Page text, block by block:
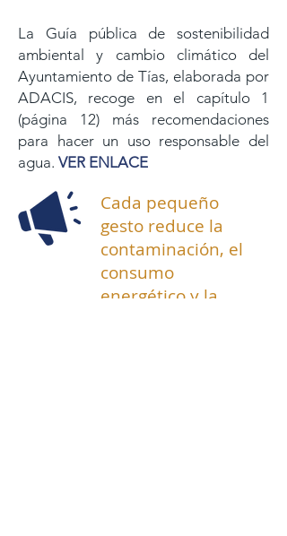
La Guía pública de sostenibilidad
ambiental y cambio climático del
Ayuntamiento de Tías, elaborada por
ADACIS, recoge en el capítulo 1
(página 12) más recomendaciones
para hacer un uso responsable del
agua. VER ENLACE
Cada pequeño
gesto reduce la
contaminación, el
consumo
energético y la